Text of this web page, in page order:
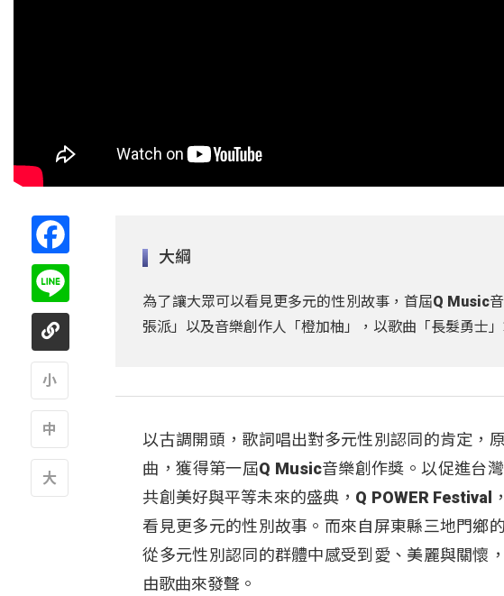
大綱
為了讓大眾可以看見更多元的性別故事，首屆Q Music
張派」以及音樂創作人「橙加柚」，以歌曲「長髮勇士」
以古調開頭，歌詞唱出對多元性別認同的肯定，
曲，獲得第一屆Q Music音樂創作獎。以促進台
共創美好與平等未來的盛典，Q POWER
看見更多元的性別故事。而來自屏東縣三地門鄉
從多元性別認同的群體中感受到愛、美麗與關懷
由歌曲來發聲。